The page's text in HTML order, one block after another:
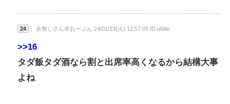
24 ： 名無しさん＠おーぷん 24/01/23(火) 12:57:05 ID:o8Ae
>>16
タダ飯タダ酒なら割と出席率高くなるから結構大事
よね